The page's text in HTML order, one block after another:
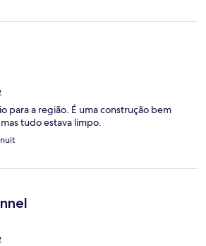
para a região. É uma construção bem
tudo estava limpo.